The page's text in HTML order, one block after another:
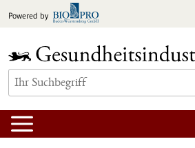
Inhalt
Powered by